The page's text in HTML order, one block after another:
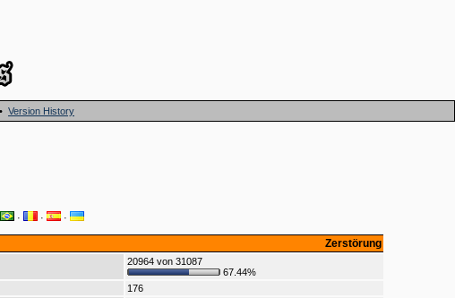
• Version History
· · ·
Zerstörung
20964 von 31087
67.44%
176